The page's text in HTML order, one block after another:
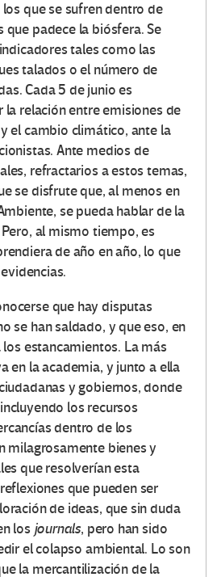
que se sufren dentro de
padece la biósfera. Se
tales como las
talados o el número de
Cada 5 de junio es
la relación entre emisiones de
el cambio climático, ante la
Ante medios de
refractarios a estos temas,
se disfrute que, al menos en
se pueda hablar de la
al mismo tiempo, es
de año en año, lo que
que hay disputas
se han saldado, y que eso, en
estancamientos. La más
en la academia, y junto a ella
y gobiernos, donde
los recursos
dentro de los
milagrosamente bienes y
que resolverían esta
que pueden ser
de ideas, que sin duda
los journals, pero han sido
el colapso ambiental. Lo son
la mercantilización de la